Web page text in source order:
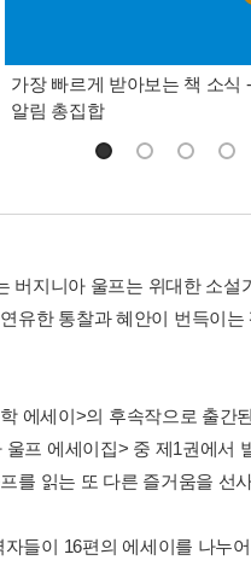
가장 빠르게 받아보는 책 소식
알림 총집합
버지니아 울프는 위대한 소
유한 통찰과 혜안이 번득이
에세이>의 후속작으로 출간
프 에세이집> 중 제1권에서
를 읽는 또 다른 즐거움을 선
들이 16편의 에세이를 나누